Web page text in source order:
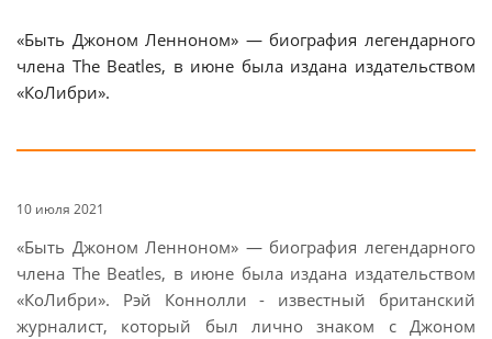
«Быть Джоном Ленноном» — биография легендарного
члена The Beatles, в июне была издана издательством
«КоЛибри».
10 июля 2021
«Быть Джоном Ленноном» — биография легендарного
члена The Beatles, в июне была издана издательством
«КоЛибри». Рэй Коннолли - известный британский
журналист, который был лично знаком с Джоном